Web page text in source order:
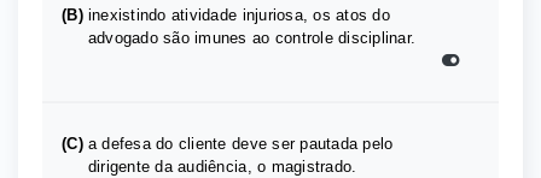
(B) inexistindo atividade injuriosa, os atos do
advogado são imunes ao controle disciplinar.
(C) a defesa do cliente deve ser pautada pelo
dirigente da audiência, o magistrado.